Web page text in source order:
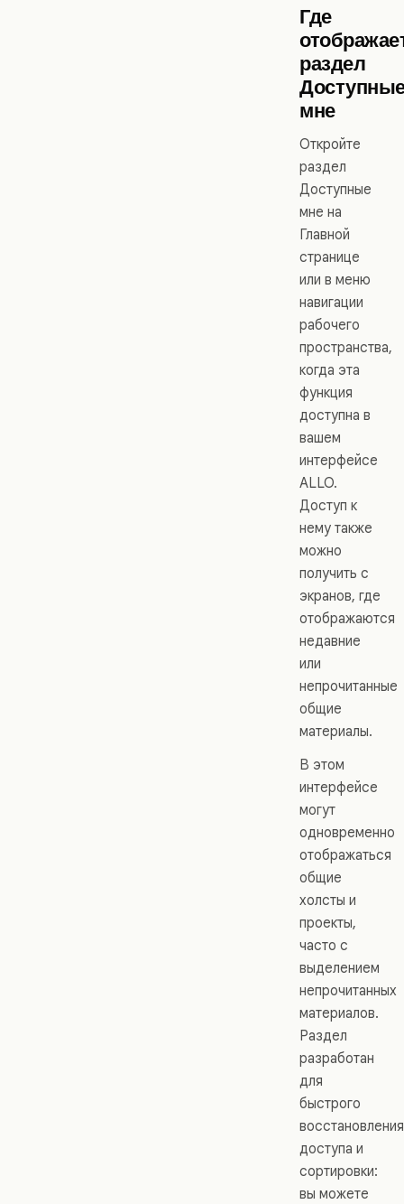
Где
раздел
мне
Откройте
раздел
Доступные
мне на
Главной
странице
или в меню
навигации
рабочего
пространства,
когда эта
функция
доступна в
вашем
интерфейсе
ALLO.
Доступ к
нему также
можно
получить с
экранов, где
отображаются
недавние
или
непрочитанные
общие
материалы.
В этом
интерфейсе
могут
одновременно
отображаться
общие
холсты и
проекты,
часто с
выделением
непрочитанных
материалов.
Раздел
разработан
для
быстрого
восстановления
доступа и
сортировки:
вы можете